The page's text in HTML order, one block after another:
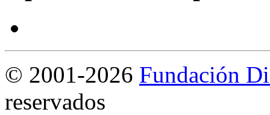
© 2001-2026 Fundación
reservados